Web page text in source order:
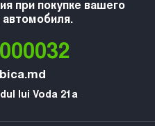
при покупке вашего
lui Voda 21a